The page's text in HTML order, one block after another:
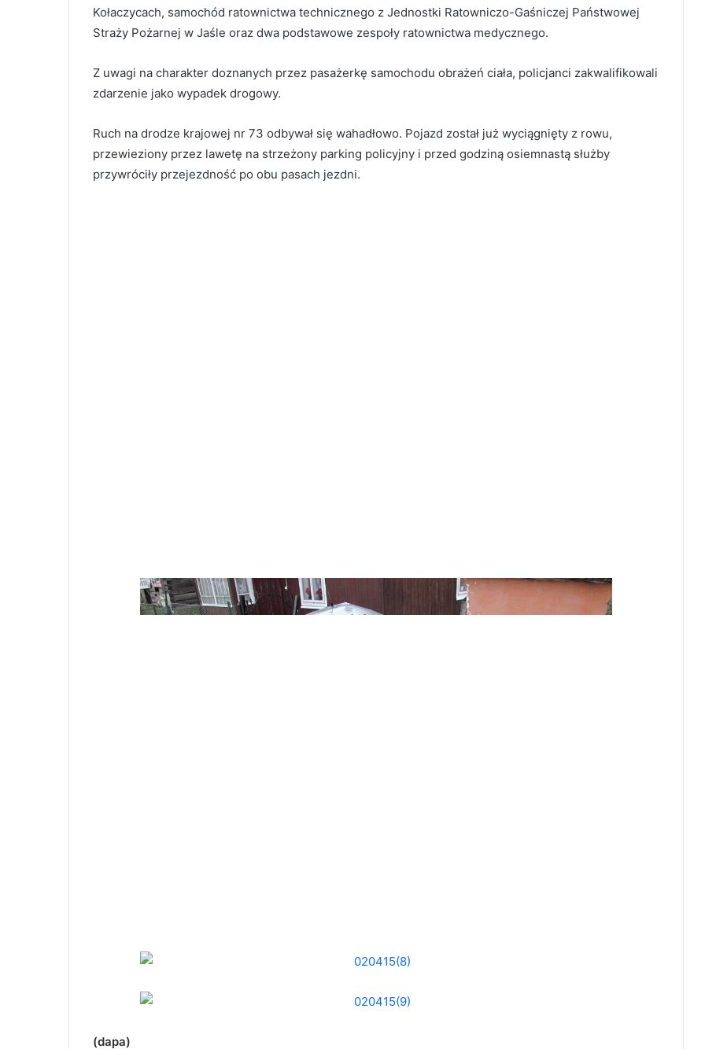
Kołaczycach, samochód ratownictwa technicznego z Jednostki Ratowniczo-Gaśniczej Państwowej
Straży Pożarnej w Jaśle oraz dwa podstawowe zespoły ratownictwa medycznego.
Z uwagi na charakter doznanych przez pasażerkę samochodu obrażeń ciała, policjanci zakwalifikowali
zdarzenie jako wypadek drogowy.
Ruch na drodze krajowej nr 73 odbywał się wahadłowo. Pojazd został już wyciągnięty z rowu,
przewieziony przez lawetę na strzeżony parking policyjny i przed godziną osiemnastą służby
przywróciły przejezdność po obu pasach jezdni.
(dapa)